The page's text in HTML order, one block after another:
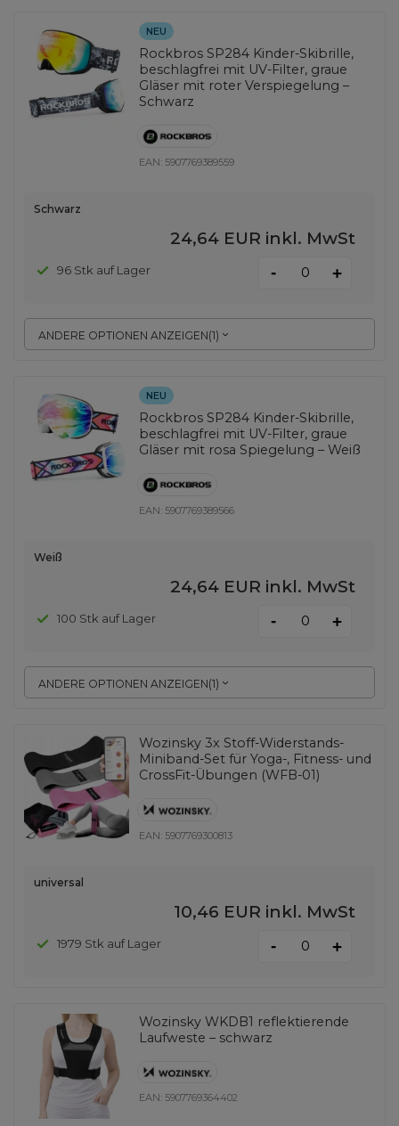
NEU
Rockbros SP284 Kinder-Skibrille,
beschlagfrei mit UV-Filter, graue
Gläser mit roter Verspiegelung –
Schwarz
EAN: 5907769389559
ANDERE OPTIONEN ANZEIGEN(1)
Schwarz
24,64 EUR inkl. MwSt
96 Stk auf Lager - +
NEU
Rockbros SP284 Kinder-Skibrille,
beschlagfrei mit UV-Filter, graue
Gläser mit rosa Spiegelung – Weiß
EAN: 5907769389566
ANDERE OPTIONEN ANZEIGEN(1)
Weiß
24,64 EUR inkl. MwSt
100 Stk auf Lager - +
Wozinsky 3x Stoff-Widerstands-
Miniband-Set für Yoga-, Fitness- und
CrossFit-Übungen (WFB-01)
EAN: 5907769300813
universal
10,46 EUR inkl. MwSt
1979 Stk auf Lager - +
Wozinsky WKDB1 reflektierende
Laufweste – schwarz
EAN: 5907769364402